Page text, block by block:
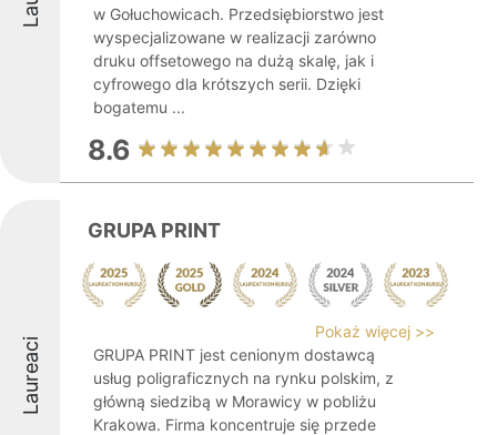
w Gołuchowicach. Przedsiębiorstwo jest
wyspecjalizowane w realizacji zarówno
druku offsetowego na dużą skalę, jak i
cyfrowego dla krótszych serii. Dzięki
bogatemu ...
8.6
Laureaci
GRUPA PRINT
Pokaż więcej >>
GRUPA PRINT jest cenionym dostawcą
usług poligraficznych na rynku polskim, z
główną siedzibą w Morawicy w pobliżu
Krakowa. Firma koncentruje się przede